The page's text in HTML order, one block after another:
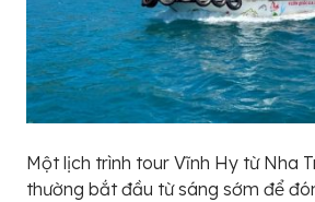
Một lịch trình tour Vĩnh Hy từ Nha
thường bắt đầu từ sáng sớm để